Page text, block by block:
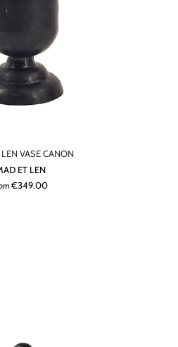
VASE CANON
ET LEN
€349.00